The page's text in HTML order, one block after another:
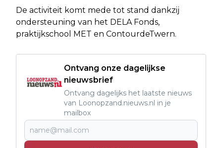
De activiteit komt mede tot stand dankzij
ondersteuning van het DELA Fonds,
praktijkschool MET en ContourdeTwern.
Ontvang onze dagelijkse
nieuwsbrief
Ontvang dagelijks het laatste nieuws
van Loonopzand.nieuws.nl in je
mailbox